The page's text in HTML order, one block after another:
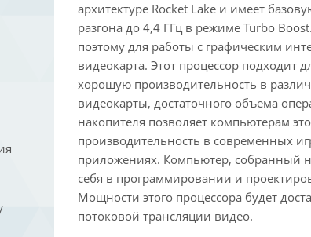
архитектуре Rocket Lake и имеет
разгона до 4,4 ГГц в режиме Turbo
поэтому для работы с графическим
видеокарта. Этот процессор подходит
хорошую производительность в
видеокарты, достаточного объема
накопителя позволяет компьютерам
производительность в современных
приложениях. Компьютер, собранный
себя в программировании и
Мощности этого процессора будет
потоковой трансляции видео.